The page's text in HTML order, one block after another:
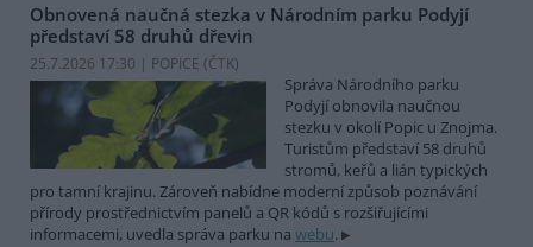
Obnovená naučná stezka v Národním parku Podyjí
představí 58 druhů dřevin
25.7.2026 17:30 | POPICE (ČTK)
Správa Národního parku
Podyjí obnovila naučnou
stezku v okolí Popic u Znojma.
Turistům představí 58 druhů
stromů, keřů a lián typických
pro tamní krajinu. Zároveň nabídne moderní způsob poznávání
přírody prostřednictvím panelů a QR kódů s rozšiřujícími
informacemi, uvedla správa parku na webu.